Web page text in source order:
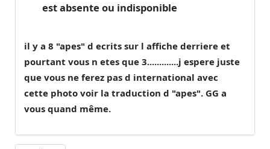
est absente ou indisponible
il y a 8 "apes" d ecrits sur l affiche derriere et
pourtant vous n etes que 3.............j espere juste
que vous ne ferez pas d international avec
cette photo voir la traduction d "apes". GG a
vous quand même.